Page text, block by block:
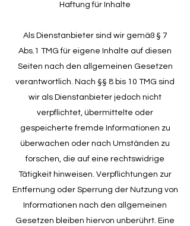
Haftung für Inhalte
Als Dienstanbieter sind wir gemäß § 7
Abs.1 TMG für eigene Inhalte auf diesen
Seiten nach den allgemeinen Gesetzen
verantwortlich. Nach §§ 8 bis 10 TMG sind
wir als Dienstanbieter jedoch nicht
verpflichtet, übermittelte oder
gespeicherte fremde Informationen zu
überwachen oder nach Umständen zu
forschen, die auf eine rechtswidrige
Tätigkeit hinweisen. Verpflichtungen zur
Entfernung oder Sperrung der Nutzung von
Informationen nach den allgemeinen
Gesetzen bleiben hiervon unberührt. Eine